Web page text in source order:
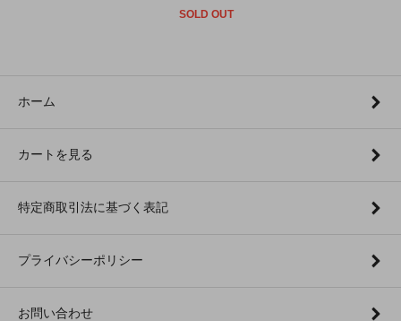
SOLD OUT
ホーム
カートを見る
特定商取引法に基づく表記
プライバシーポリシー
お問い合わせ